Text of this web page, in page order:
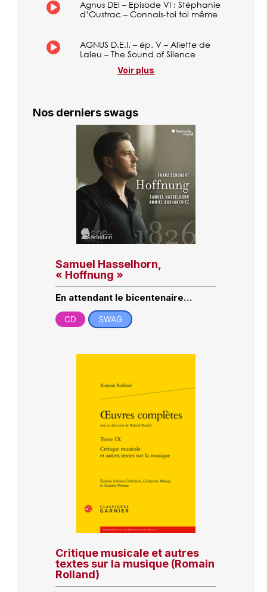
Agnus DEI – Episode VI : Stéphanie
d’Oustrac – Connais-toi toi même
AGNUS D.E.I. – ép. V – Aliette de
Laleu – The Sound of Silence
Voir plus
Nos derniers swags
Samuel Hasselhorn,
« Hoffnung »
En attendant le bicentenaire…
CD SWAG
Critique musicale et autres
textes sur la musique (Romain
Rolland)